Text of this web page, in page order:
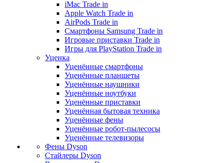
iMac Trade in
Apple Watch Trade in
AirPods Trade in
Смартфоны Samsung Trade in
Игровые приставки Trade in
Игры для PlayStation Trade in
Уценка
Уценённые смартфоны
Уценённые планшеты
Уценённые наушники
Уценённые ноутбуки
Уценённые приставки
Уценённая бытовая техника
Уценённые фены
Уценённые робот-пылесосы
Уценённые телевизоры
Фены Dyson
Стайлеры Dyson